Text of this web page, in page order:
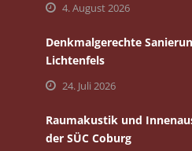
4. August 2026
Denkmalgerechte
Lichtenfels
24. Juli 2026
Raumakustik und
der SÜC Coburg